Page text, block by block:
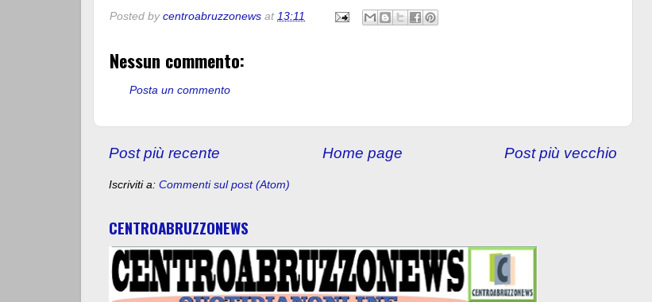
Posted by centroabruzzonews at 13:11
Nessun commento:
Posta un commento
Post più recente Post più vecchio
Home page
Iscriviti a: Commenti sul post (Atom)
CENTROABRUZZONEWS